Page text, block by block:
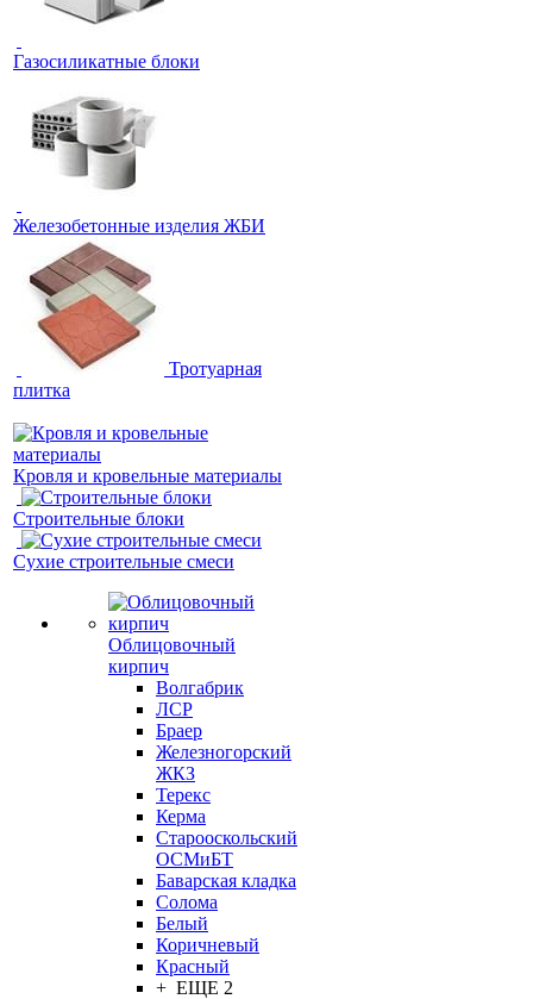
Газосиликатные блоки
Железобетонные изделия ЖБИ
Тротуарная
плитка
Кровля и кровельные материалы
Строительные блоки
Сухие строительные смеси
Облицовочный
кирпич
Волгабрик
ЛСР
Браер
Железногорский
ЖКЗ
Терекс
Керма
Старооскольский
ОСМиБТ
Баварская кладка
Солома
Белый
Коричневый
Красный
+ ЕЩЕ 2